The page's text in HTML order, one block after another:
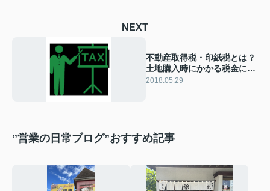
NEXT
不動産取得税・印紙税とは？
土地購入時にかかる税金につ
いて解説
2018.05.29
”営業の日常ブログ”おすすめ記事